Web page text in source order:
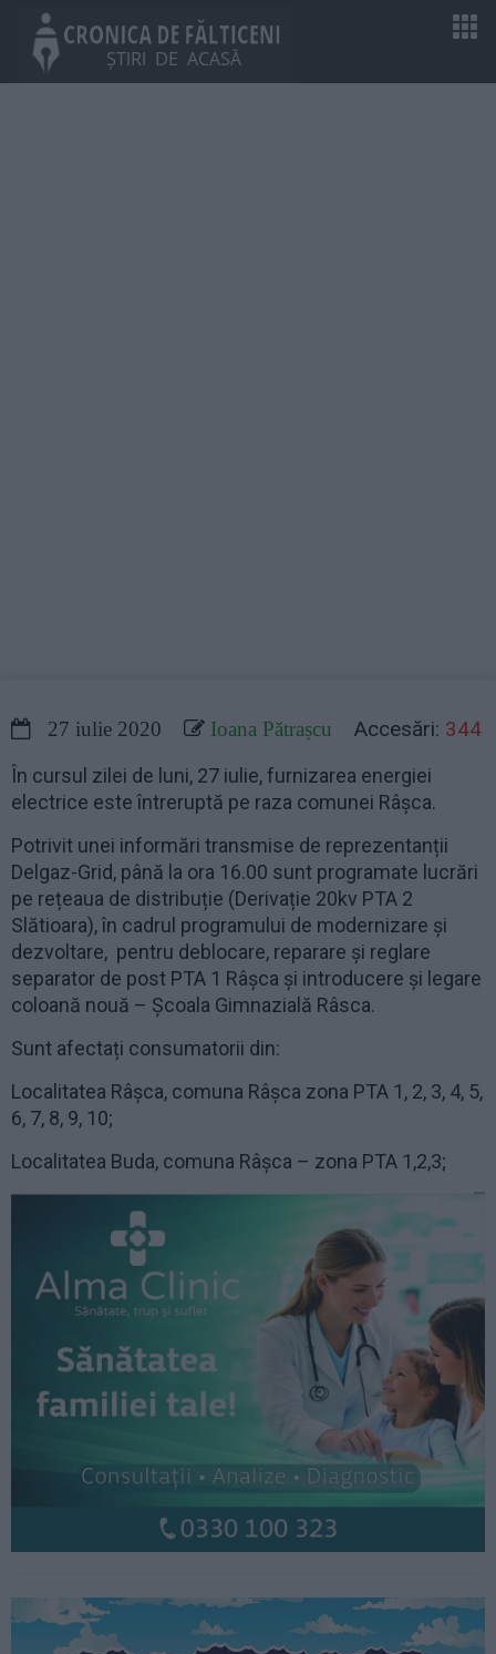
27 iulie 2020 Ioana Pătrașcu Accesări: 344
În cursul zilei de luni, 27 iulie, furnizarea energiei
electrice este întreruptă pe raza comunei Râșca.
Potrivit unei informări transmise de reprezentanții
Delgaz-Grid, până la ora 16.00 sunt programate lucrări
pe rețeaua de distribuție (Derivație 20kv PTA 2
Slătioara), în cadrul programului de modernizare și
dezvoltare, pentru deblocare, reparare și reglare
separator de post PTA 1 Râșca și introducere și legare
coloană nouă – Școala Gimnazială Râsca.
Sunt afectați consumatorii din:
Localitatea Râșca, comuna Râșca zona PTA 1, 2, 3, 4, 5,
6, 7, 8, 9, 10;
Localitatea Buda, comuna Râșca – zona PTA 1,2,3;